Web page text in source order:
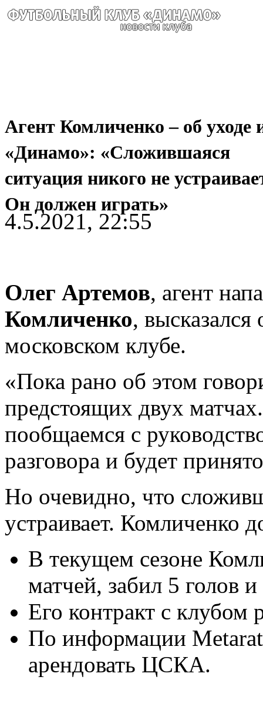
Агент Комличенко – об уходе
«Динамо»: «Сложившаяся
ситуация никого не
Он должен играть»
4.5.2021, 22:55
Олег Артемов, агент
Комличенко,
московском клубе.
«Пока рано об этом
предстоящих двух
пообщаемся с
разговора и будет
Но очевидно, что
устраивает. Комличенко
В текущем сезоне
матчей, забил 5 голов и
Его контракт с клубом
По информации
арендовать ЦСКА.